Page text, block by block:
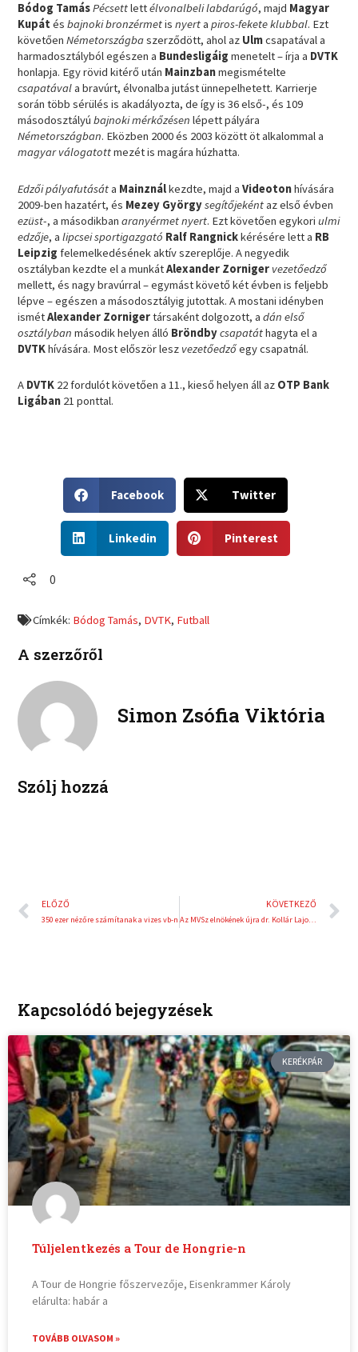
Bódog TamásPécsettlettélvonalbeli labdarúgó, majd Magyar
Kupát ésbajnoki bronzérmetisnyertapiros-fekete klubbal. Ezt
követőenNémetországbaszerződött, ahol az Ulmcsapatával a
harmadosztályból egészen a Bundesligáig menetelt – írja a DVTK
honlapja. Egy rövid kitérő után Mainzbanmegismételte
csapatávala bravúrt, élvonalba jutást ünnepelhetett. Karrierje
során több sérülés is akadályozta, de így is 36 első-, és 109
másodosztályúbajnoki mérkőzésen lépett pályára
Németországban. Eközben 2000 és 2003 között öt alkalommal a
magyar válogatottmezét is magára húzhatta.
Edzői pályafutásáta Mainználkezdte, majd aVideotonhívására
2009-ben hazatért, és Mezey Györgysegítőjekéntaz első évben
ezüst-, a másodikbanaranyérmetnyert. Ezt követően egykoriulmi
edzője, a lipcsei sportigazgató Ralf Rangnickkérésére lett a RB
Leipzig felemelkedésének aktív szereplője. A negyedik
osztályban kezdte el a munkátAlexander Zorniger vezetőedző
mellett, és nagy bravúrral – egymást követő két évben is feljebb
lépve – egészen a másodosztályig jutottak. A mostani idényben
ismétAlexander Zornigertársaként dolgozott, adán első
osztályban második helyen álló Bröndbycsapatáthagyta el a
DVTKhívására. Most először lesz vezetőedzőegy csapatnál.
A DVTK 22 fordulót követően a 11., kieső helyen áll az OTP Bank
Ligában 21 ponttal.
h
a
r
b
o
Facebook
h
a
Twitter
h
a
n
i
k
n
Linkedin
h
a
n
r
Pinterest
0
Címkék: Bódog Tamás, DVTK, Futball
A szerzőről
Simon Zsófia Viktória
Szólj hozzá
Előző
ELŐZŐ
350 ezer nézőre számítanak a vizes vb-n
KÖVETKEZŐ
Az MVSz elnökének újra dr. Kollár Lajost jelölték
Kapcsolódó bejegyzések
KERÉKPÁR
Túljelentkezés a Tour de Hongrie-n
A Tour de Hongrie főszervezője, Eisenkrammer Károly
elárulta: habár a
TOVÁBB OLVASOM »